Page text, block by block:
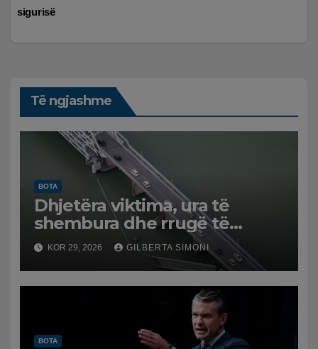
sigurisë
Të ngjashme
BOTA
Dhjetëra viktima, ura të
shembura dhe rrugë të
dëmtuara! Japonia goditet
nga tërmeti i fuqishëm,
qindra mijëra të evakuuar
KOR 29, 2026 GILBERTA SIMONI
BOTA